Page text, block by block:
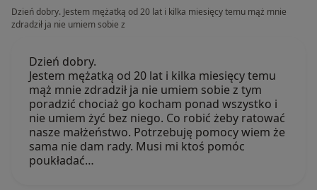
Dzień dobry. Jestem mężatką od 20 lat i kilka miesięcy temu mąż mnie
zdradził ja nie umiem sobie z
Dzień dobry.
Jestem mężatką od 20 lat i kilka miesięcy temu
mąż mnie zdradził ja nie umiem sobie z tym
poradzić chociaż go kocham ponad wszystko i
nie umiem żyć bez niego. Co robić żeby ratować
nasze małżeństwo. Potrzebuję pomocy wiem że
sama nie dam rady. Musi mi ktoś pomóc
poukładać…